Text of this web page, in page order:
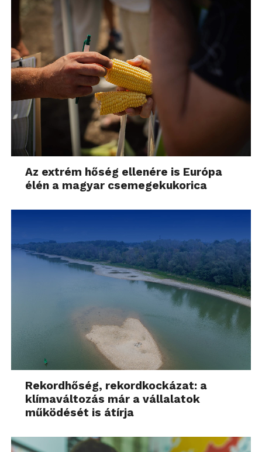
Az extrém hőség ellenére is Európa
élén a magyar csemegekukorica
Rekordhőség, rekordkockázat: a
klímaváltozás már a vállalatok
működését is átírja